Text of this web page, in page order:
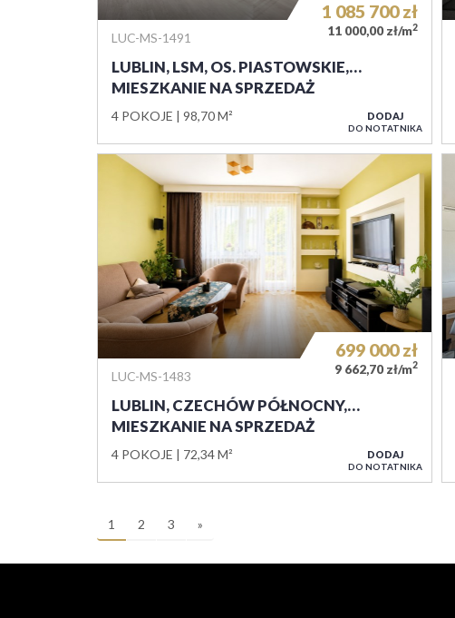
LUC-MS-1491
LUBLIN, LSM, OS. PIASTOWSKIE,…
MIESZKANIE NA SPRZEDAŻ
4 POKOJE 98,70 M²
1 085 700zł
11 000,00 zł/m2
DODAJ
DO NOTATNIKA
LUC-MS-1483
LUBLIN, CZECHÓW PÓŁNOCNY,…
MIESZKANIE NA SPRZEDAŻ
4 POKOJE 72,34 M²
699 000zł
9 662,70 zł/m2
DODAJ
DO NOTATNIKA
1 2 3 »